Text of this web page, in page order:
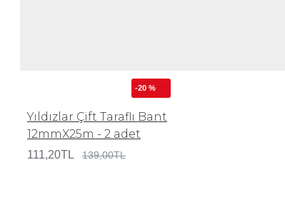
-20 %
Yıldızlar Çift Taraflı Bant
12mmX25m - 2 adet
111,20TL 139,00TL